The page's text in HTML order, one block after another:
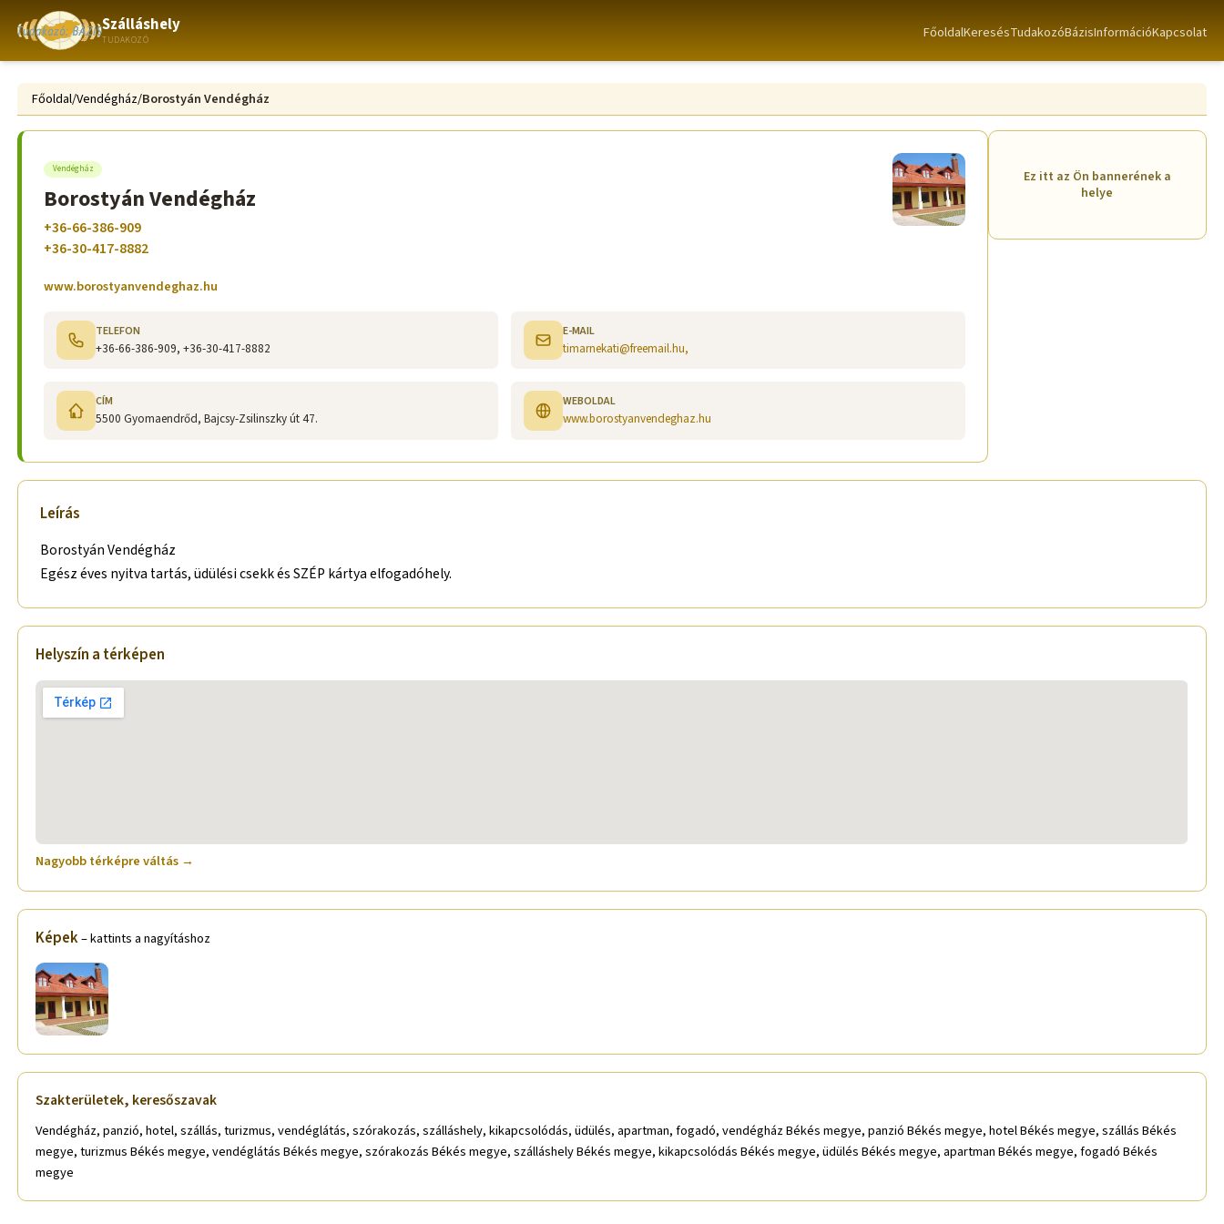
Szálláshely
TUDAKOZÓ FőoldalKeresésTudakozóBázisInformációKapcsolat
Főoldal/Vendégház/Borostyán Vendégház
Vendégház
Borostyán Vendégház
+36-66-386-909
+36-30-417-8882
www.borostyanvendeghaz.hu
TELEFON
+36-66-386-909, +36-30-417-8882
E-MAIL
timarnekati@freemail.hu,
CÍM
5500 Gyomaendrőd, Bajcsy-Zsilinszky út 47.
WEBOLDAL
www.borostyanvendeghaz.hu
Ez itt az Ön bannerének a
helye
Leírás
Borostyán Vendégház
Egész éves nyitva tartás, üdülési csekk és SZÉP kártya elfogadóhely.
Helyszín a térképen
Nagyobb térképre váltás →
Képek– kattints a nagyításhoz
Szakterületek, keresőszavak
Vendégház, panzió, hotel, szállás, turizmus, vendéglátás, szórakozás, szálláshely, kikapcsolódás, üdülés, apartman, fogadó, vendégház Békés megye, panzió Békés megye, hotel Békés megye, szállás Békés
megye, turizmus Békés megye, vendéglátás Békés megye, szórakozás Békés megye, szálláshely Békés megye, kikapcsolódás Békés megye, üdülés Békés megye, apartman Békés megye, fogadó Békés
megye